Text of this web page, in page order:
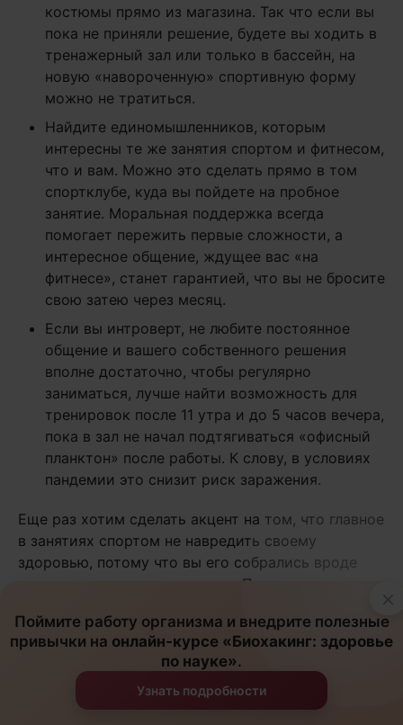
костюмы прямо из магазина. Так что если вы
пока не приняли решение, будете вы ходить в
тренажерный зал или только в бассейн, на
новую «навороченную» спортивную форму
можно не тратиться.
Найдите единомышленников, которым
интересны те же занятия спортом и фитнесом,
что и вам. Можно это сделать прямо в том
спортклубе, куда вы пойдете на пробное
занятие. Моральная поддержка всегда
помогает пережить первые сложности, а
интересное общение, ждущее вас «на
фитнесе», станет гарантией, что вы не бросите
свою затею через месяц.
Если вы интроверт, не любите постоянное
общение и вашего собственного решения
вполне достаточно, чтобы регулярно
заниматься, лучше найти возможность для
тренировок после 11 утра и до 5 часов вечера,
пока в зал не начал подтягиваться «офисный
планктон» после работы. К слову, в условиях
пандемии это снизит риск заражения.
Еще раз хотим сделать акцент на том, что главное
в занятиях спортом не навредить своему
здоровью, потому что вы его собрались вроде
как укреплять а не разрушать. Поэтому начинать
лучше под руководством тренера или, как
минимум, по видео на YouTube от
профессиональных спортсменов и тренеров с
подробными пояснениями, что и как делать.
×
Поймите работу организма и внедрите полезные
привычки на онлайн-курсе «Биохакинг: здоровье
по науке».
Узнать подробности